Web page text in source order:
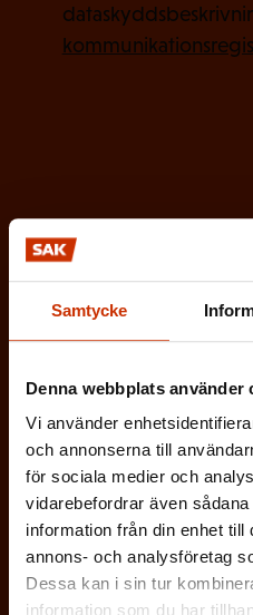
Samtycke
Denna webbplats använder
Vi använder
och annonserna till
för sociala medier och
vidarebefordrar även
information från din enhet till
annons- och analysföretag
Dessa kan i sin tur
information som du har
Prenumerera